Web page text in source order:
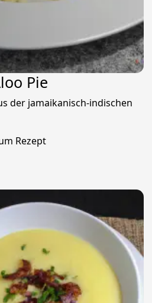
Pie
der jamaikanisch-indischen
Rezept